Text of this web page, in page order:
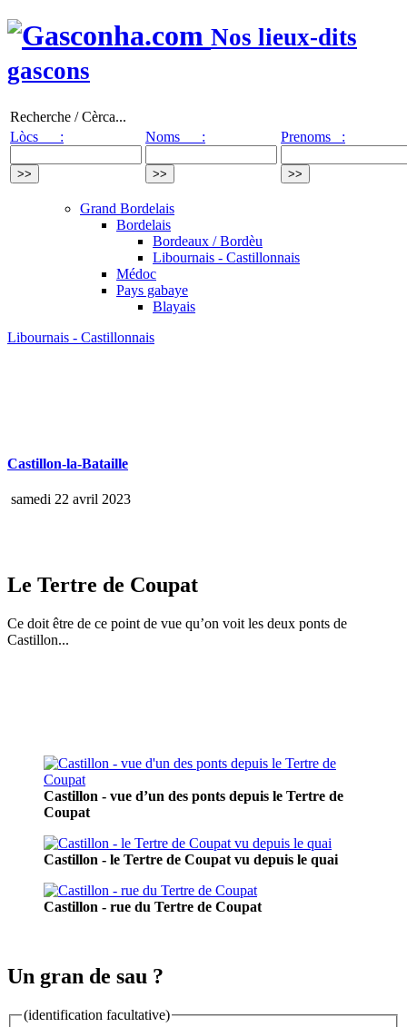
Nos lieux-dits
gascons
Recherche / Cèrca...
Lòcs :
Noms : Prenoms :
Grand Bordelais
Bordelais
Bordeaux / Bordèu
Libournais - Castillonnais
Médoc
Pays gabaye
Blayais
Libournais - Castillonnais
Castillon-la-Bataille
samedi 22 avril 2023
Le Tertre de Coupat
Ce doit être de ce point de vue qu’on voit les deux ponts de
Castillon...
Castillon - vue d’un des ponts depuis le Tertre de
Coupat
Castillon - le Tertre de Coupat vu depuis le quai
Castillon - rue du Tertre de Coupat
Un gran de sau ?
(identification facultative)